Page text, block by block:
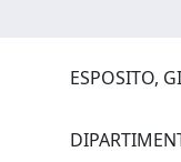
ESPOSITO,